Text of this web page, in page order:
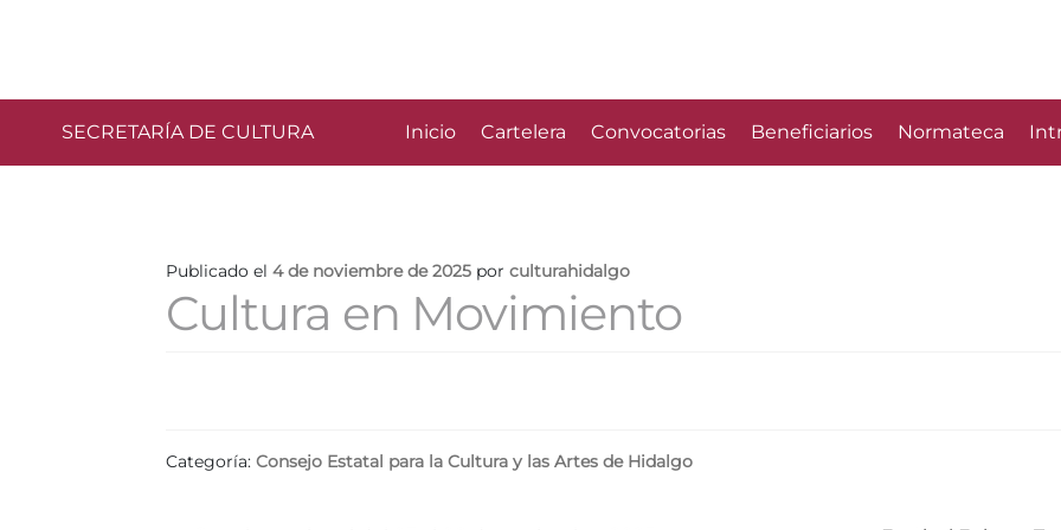
SECRETARÍA DE CULTURA Inicio Cartelera Convocatorias Beneficiarios Normateca
Publicado el4 de noviembre de 2025 porculturahidalgo
Cultura en Movimiento
Categoría:Consejo Estatal para la Cultura y las Artes de Hidalgo